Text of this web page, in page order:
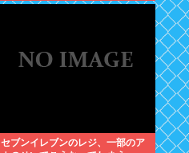
セブンイレブンのレジ、一部のア